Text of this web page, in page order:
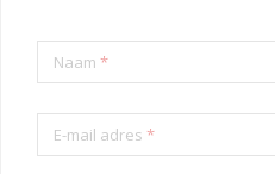
Naam *
E-mail adres *